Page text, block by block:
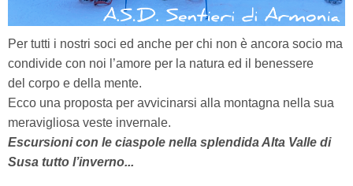
Per tutti i nostri soci ed anche per chi non è ancora socio ma
condivide con noi l’amore per la natura ed il benessere
del corpo e della mente.
Ecco una proposta per avvicinarsi alla montagna nella sua
meravigliosa veste invernale.
Escursioni con le ciaspole nella splendida Alta Valle di
Susa tutto l’inverno...